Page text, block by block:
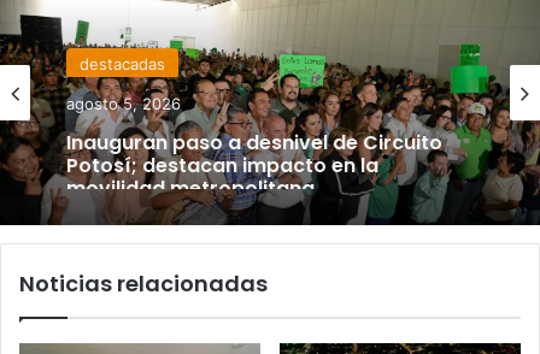
destacadas
agosto 5, 2026
Inauguran paso a desnivel de Circuito
Potosí; destacan impacto en la
movilidad metropolitana
Noticias relacionadas